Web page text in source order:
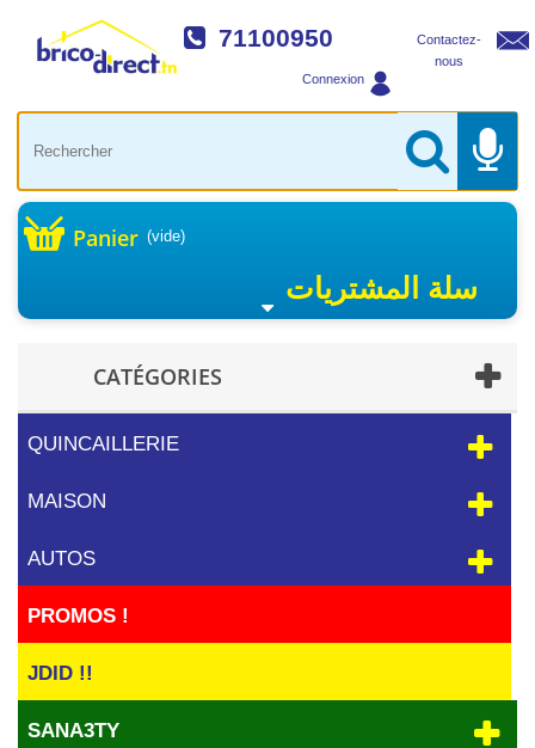
Contactez-
nous
71100950
Connexion
Panier (vide)
سلة المشتريات
CATÉGORIES
QUINCAILLERIE
MAISON
AUTOS
PROMOS !
JDID !!
SANA3TY